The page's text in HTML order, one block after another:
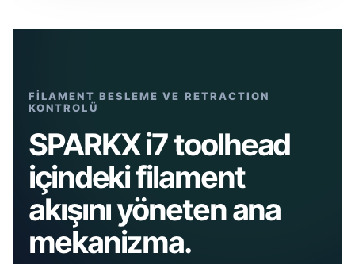
FİLAMENT BESLEME VE RETRACTION
KONTROLÜ
SPARKX i7 toolhead
içindeki filament
akışını yöneten ana
mekanizma.